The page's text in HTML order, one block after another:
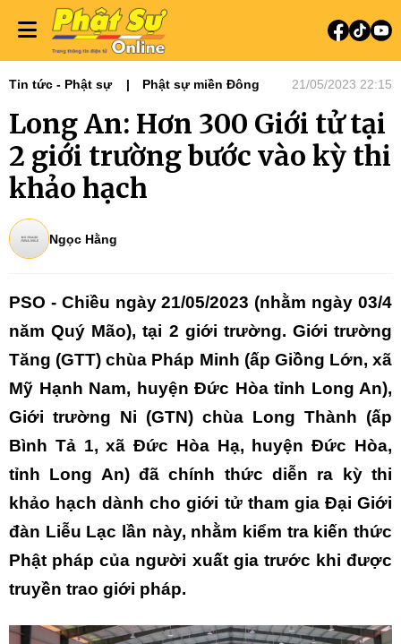
Tin tức - Phật sự Phật sự miền Đông 21/05/2023 22:15
Long An: Hơn 300 Giới tử tại
2 giới trường bước vào kỳ thi
khảo hạch
Ngọc Hằng
PSO - Chiều ngày 21/05/2023 (nhằm ngày 03/4
năm Quý Mão), tại 2 giới trường. Giới trường
Tăng (GTT) chùa Pháp Minh (ấp Giồng Lớn, xã
Mỹ Hạnh Nam, huyện Đức Hòa tỉnh Long An),
Giới trường Ni (GTN) chùa Long Thành (ấp
Bình Tả 1, xã Đức Hòa Hạ, huyện Đức Hòa,
tỉnh Long An) đã chính thức diễn ra kỳ thi
khảo hạch dành cho giới tử tham gia Đại Giới
đàn Liễu Lạc lần này, nhằm kiểm tra kiến thức
Phật pháp của người xuất gia trước khi được
truyền trao giới pháp.